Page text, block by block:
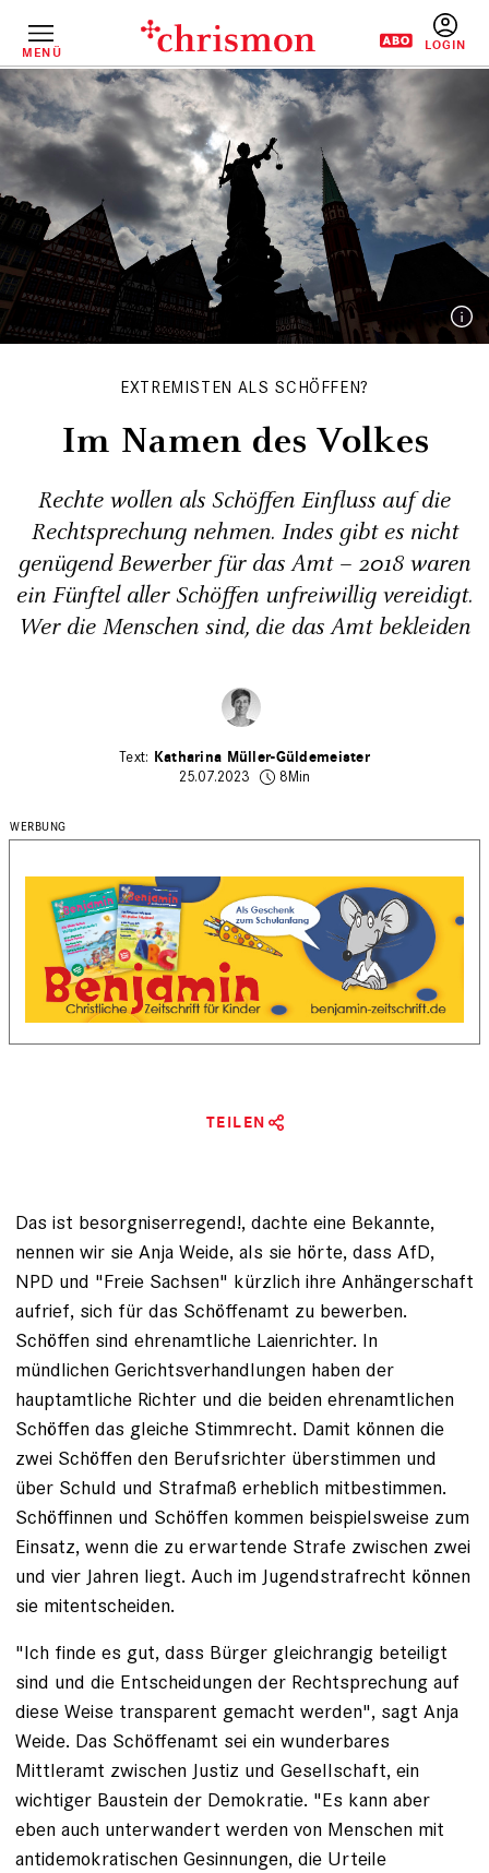
InhaltMENÜ
EXTREMISTEN ALS SCHÖFFEN?
Im Namen des Volkes
Rechte wollen als Schöffen Einfluss auf die
Rechtsprechung nehmen. Indes gibt es nicht
genügend Bewerber für das Amt – 2018 waren
ein Fünftel aller Schöffen unfreiwillig vereidigt.
Wer die Menschen sind, die das Amt bekleiden
Katharina Müller-Güldemeister
25.07.2023
8Min
TEILEN
Das ist besorgniserregend!, dachte eine Bekannte,
nennen wir sie Anja Weide, als sie hörte, dass AfD,
NPD und "Freie Sachsen" kürzlich ihre Anhängerschaft
aufrief, sich für das Schöffenamt zu bewerben.
Schöffen sind ehrenamtliche Laienrichter. In
mündlichen Gerichtsverhandlungen haben der
hauptamtliche Richter und die beiden ehrenamtlichen
Schöffen das gleiche Stimmrecht. Damit können die
zwei Schöffen den Berufsrichter überstimmen und
über Schuld und Strafmaß erheblich mitbestimmen.
Schöffinnen und Schöffen kommen beispielsweise zum
Einsatz, wenn die zu erwartende Strafe zwischen zwei
und vier Jahren liegt. Auch im Jugendstrafrecht können
sie mitentscheiden.
"Ich finde es gut, dass Bürger gleichrangig beteiligt
sind und die Entscheidungen der Rechtsprechung auf
diese Weise transparent gemacht werden", sagt Anja
Weide. Das Schöffenamt sei ein wunderbares
Mittleramt zwischen Justiz und Gesellschaft, ein
wichtiger Baustein der Demokratie. "Es kann aber
eben auch unterwandert werden von Menschen mit
antidemokratischen Gesinnungen, die Urteile